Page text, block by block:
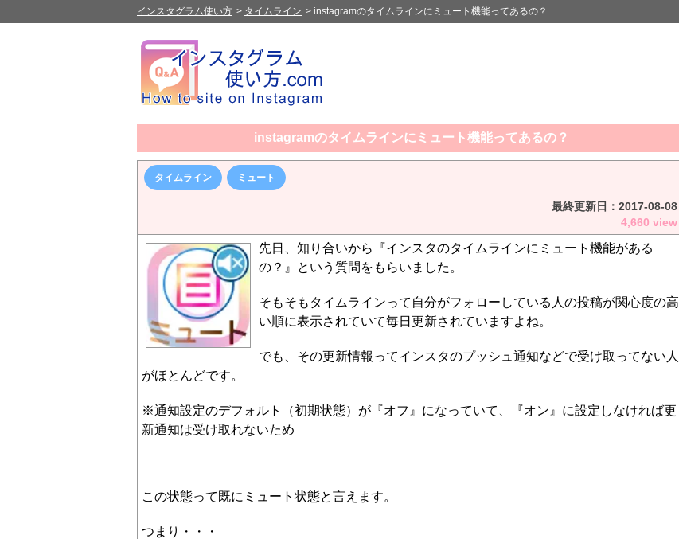
インスタグラム使い方 > タイムライン > instagramのタイムラインにミュート機能ってあるの？
instagramのタイムラインにミュート機能ってあるの？
タイムライン ミュート
最終更新日： 2017-08-08
4,660 view
先日、知り合いから『インスタのタイムラインにミュート機能がある
の？』という質問をもらいました。
そもそもタイムラインって自分がフォローしている人の投稿が関心度の高
い順に表示されていて毎日更新されていますよね。
でも、その更新情報ってインスタのプッシュ通知などで受け取ってない人
がほとんどです。
※通知設定のデフォルト（初期状態）が『オフ』になっていて、『オン』に設定しなければ更
新通知は受け取れないため
この状態って既にミュート状態と言えます。
つまり・・・